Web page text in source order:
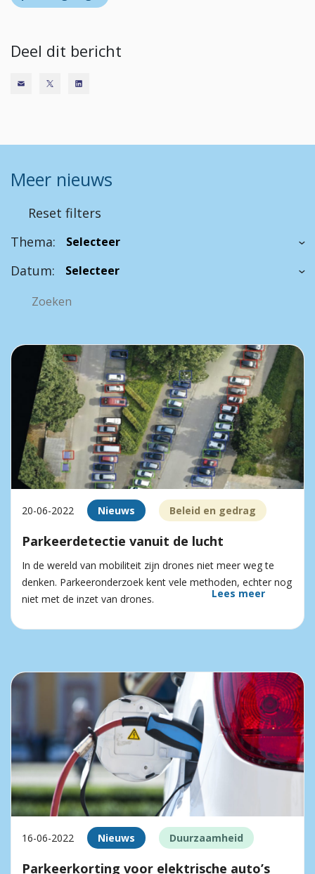
Deel dit bericht
Meer nieuws
Reset filters
Thema:
Datum:
20-06-2022 Nieuws Beleid en gedrag
Parkeerdetectie vanuit de lucht
In de wereld van mobiliteit zijn drones niet meer weg te
denken. Parkeeronderzoek kent vele methoden, echter nog
niet met de inzet van drones.
Lees meer
16-06-2022 Nieuws Duurzaamheid
Parkeerkorting voor elektrische auto’s